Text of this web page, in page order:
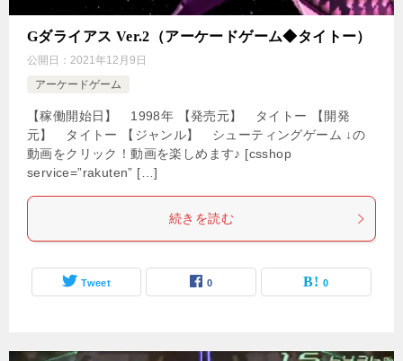
Gダライアス Ver.2（アーケードゲーム◆タイトー）
公開日： 2021年12月9日
アーケードゲーム
【稼働開始日】 1998年 【発売元】 タイトー 【開発
元】 タイトー 【ジャンル】 シューティングゲーム ↓の
動画をクリック！動画を楽しめます♪ [csshop
service=”rakuten” […]
続きを読む
Tweet 0 0